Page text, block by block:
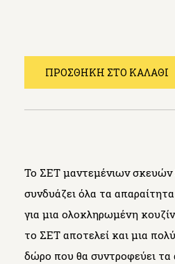
ΠΡΟΣΘΗΚΗ ΣΤΟ ΚΑΛΑΘΙ
Το ΣΕΤ μαντεμένιων σκευών
συνδυάζει όλα τα
για μια ολοκληρωμένη
το ΣΕΤ αποτελεί και μια
δώρο που θα συντροφεύει τα